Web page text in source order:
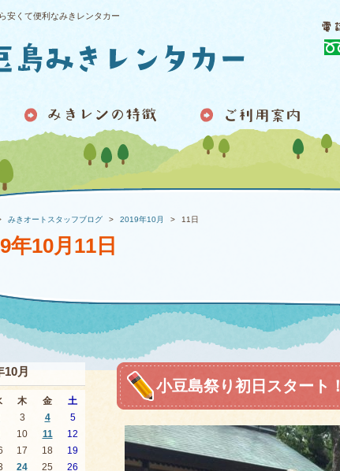
安くて便利なみきレンタカー
みきオートスタッフブログ 2019年10月 11日
年10月11日
小豆島祭り初日スタート！
10月
木 金 土
3 4
5
10 11
12
17 18
19
24 25
26